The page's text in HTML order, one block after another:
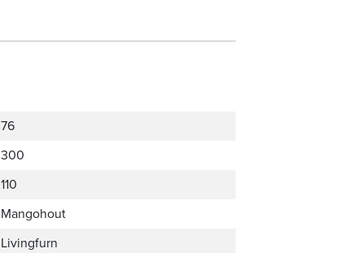
76
300
110
Mangohout
Livingfurn